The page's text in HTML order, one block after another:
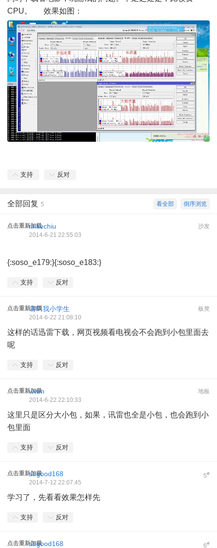
CPU。 效果如图：
支持 反对
倒序浏览
看全部
全部回复 5
点击重新加载 沙发
mikechiu
2014-6-21 22:55:03
{:soso_e179:}{:soso_e183:}
支持 反对
点击重新加载 板凳
请叫我小学生
2014-6-22 21:08:10
这样的话迅雷下载，网页视频看电视会不会跑到小包里面去
呢
支持 反对
点击重新加载 地板
wwm
2014-6-22 22:10:33
这里只是区分大小包，如果，讯雷也全是小包，也会跑到小
包里面
支持 反对
点击重新加载 5#
sogood168
2014-7-12 22:07:45
学习了，先看看效果怎样先
支持 反对
点击重新加载 6#
sogood168